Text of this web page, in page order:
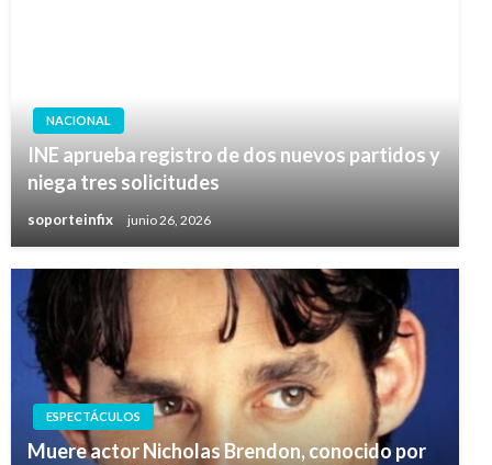
NACIONAL
INE aprueba registro de dos nuevos partidos y
niega tres solicitudes
soporteinfix junio 26, 2026
ESPECTÁCULOS
Muere actor Nicholas Brendon, conocido por